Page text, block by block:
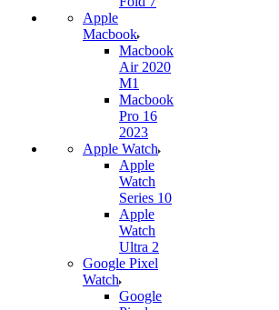
Apple
Macbook
Macbook
Air 2020
M1
Macbook
Pro 16
2023
Apple Watch
Apple
Watch
Series 10
Apple
Watch
Ultra 2
Google Pixel
Watch
Google